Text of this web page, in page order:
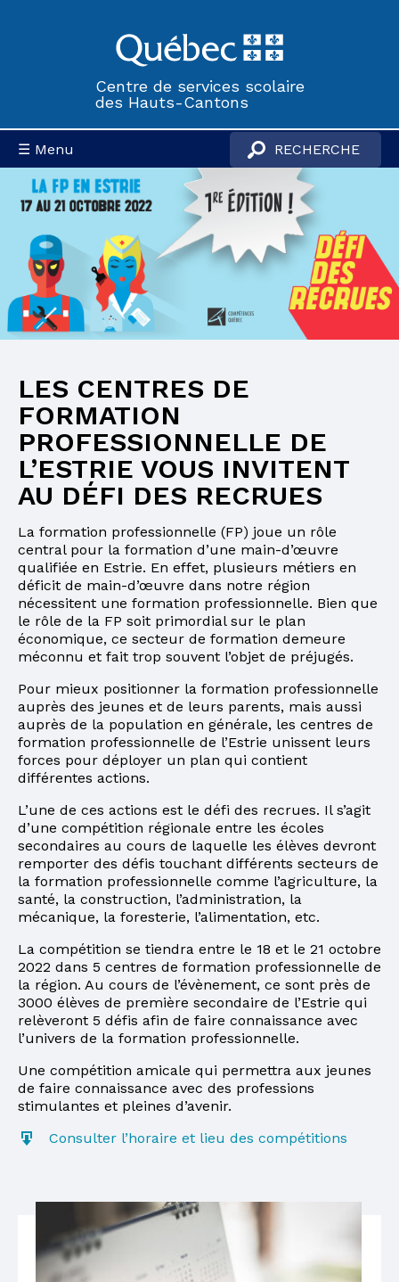
Centre de services scolaire
des Hauts-Cantons
☰ Menu
LES CENTRES DE
FORMATION
PROFESSIONNELLE DE
L’ESTRIE VOUS INVITENT
AU DÉFI DES RECRUES
La formation professionnelle (FP) joue un rôle
central pour la formation d’une main-d’œuvre
qualifiée en Estrie. En effet, plusieurs métiers en
déficit de main-d’œuvre dans notre région
nécessitent une formation professionnelle. Bien que
le rôle de la FP soit primordial sur le plan
économique, ce secteur de formation demeure
méconnu et fait trop souvent l’objet de préjugés.
Pour mieux positionner la formation professionnelle
auprès des jeunes et de leurs parents, mais aussi
auprès de la population en générale, les centres de
formation professionnelle de l’Estrie unissent leurs
forces pour déployer un plan qui contient
différentes actions.
L’une de ces actions est le défi des recrues. Il s’agit
d’une compétition régionale entre les écoles
secondaires au cours de laquelle les élèves devront
remporter des défis touchant différents secteurs de
la formation professionnelle comme l’agriculture, la
santé, la construction, l’administration, la
mécanique, la foresterie, l’alimentation, etc.
La compétition se tiendra entre le 18 et le 21 octobre
2022 dans 5 centres de formation professionnelle de
la région. Au cours de l’évènement, ce sont près de
3000 élèves de première secondaire de l’Estrie qui
relèveront 5 défis afin de faire connaissance avec
l’univers de la formation professionnelle.
Une compétition amicale qui permettra aux jeunes
de faire connaissance avec des professions
stimulantes et pleines d’avenir.
Consulter l’horaire et lieu des compétitions